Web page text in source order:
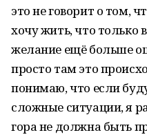
это не говорит о том,
хочу жить, что только
желание ещё больше
просто там это
понимаю, что если
сложные ситуации, я
гора не должна быть